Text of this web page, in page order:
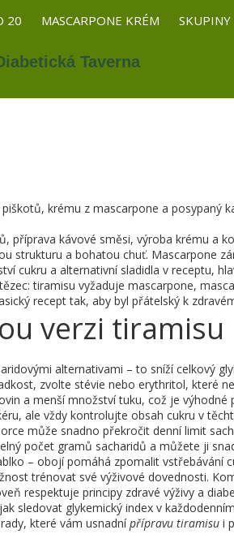
20 MASCARPONE KRÉM
krému z mascarpone a posypaný
příprava kávové směsi, výroba krému a
strukturu a bohatou chuť. Mascarpone
cukru a alternativní sladidla v receptu,
tiramisu vyžaduje mascarpone,
recept tak, aby byl přátelský k
verzi tiramisu
alternativami – to sníží celkový
zvolte stévie nebo erythritol, které
a menší množství tuku, což je
ale vždy kontrolujte obsah cukru v
může snadno překročit denní limit
počet gramů sacharidů a můžete ji
– obojí pomáhá zpomalit vstřebávání
trénovat své výživové dovednosti.
respektuje principy zdravé výživy a
sledovat glykemický index v
které vám usnadnípřípravu tiramisu i